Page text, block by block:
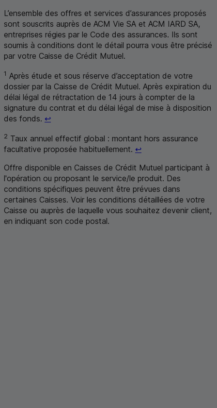
L’ensemble des offres et services d’assurances proposés
sont souscrits auprès de ACM Vie SA et ACM IARD SA,
entreprises régies par le Code des assurances. Ils sont
soumis à conditions dont le détail pourra vous être précisé
par votre Caisse de Crédit Mutuel.
1 Après étude et sous réserve d’acceptation de votre
dossier par la Caisse de Crédit Mutuel. Après expiration du
délai légal de rétractation de 14 jours à compter de la
signature du contrat et du délai légal de mise à disposition
des fonds. ↩Retour au renvoi 1
2 Taux annuel effectif global : montant hors assurance
facultative proposée habituellement. ↩Retour au renvoi 2
Offre disponible en Caisses de Crédit Mutuel participant à
l'opération ou proposant le service/le produit. Des
conditions spécifiques peuvent être prévues dans
certaines Caisses. Voir les conditions détaillées de votre
Caisse ou auprès de laquelle vous souhaitez devenir client,
en indiquant son code postal.